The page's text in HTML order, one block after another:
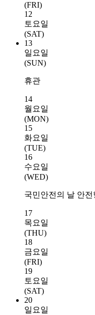
(FRI)
12
토요일
(SAT)
13
일요일
(SUN)
휴관
14
월요일
(MON)
15
화요일
(TUE)
16
수요일
(WED)
국민안전의 날 안전
17
목요일
(THU)
18
금요일
(FRI)
19
토요일
(SAT)
20
일요일